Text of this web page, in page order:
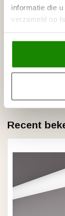
informatie die
verzameld op
NMC
NMC
Recent